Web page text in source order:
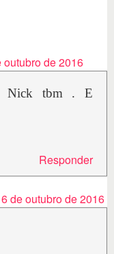
outubro de 2016
Nick tbm . E
Responder
6 de outubro de 2016